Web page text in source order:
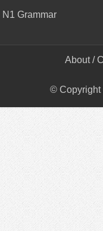
N1 Grammar
About/
© Copyright